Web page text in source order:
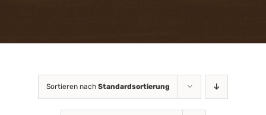
GastronomieSortieren nach Standardsortierung